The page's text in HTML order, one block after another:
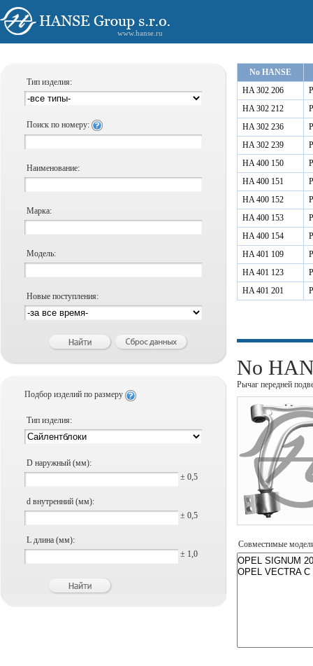
www.hanse.ru
Тип изделия:
Поиск по номеру:
Наименование:
Марка:
Модель:
Новые поступления:
Подбор изделий по размеру
Тип изделия:
D наружный (мм):
± 0,5
d внутренний (мм):
± 0,5
L длина (мм):
± 1,0
No HANSE
HA 302 206
HA 302 212
HA 302 236
HA 302 239
HA 400 150
HA 400 151
HA 400 152
HA 400 153
HA 400 154
HA 401 109
HA 401 123
HA 401 201
No
Рычаг передней
Совместимые